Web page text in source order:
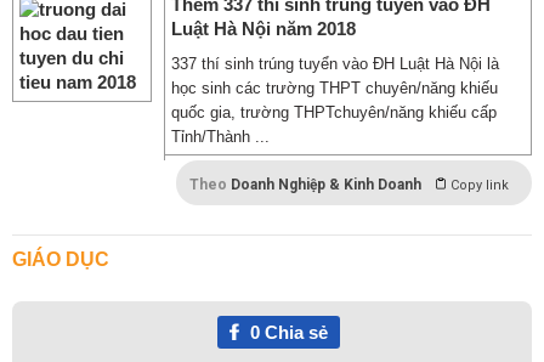
Thêm 337 thí sinh trúng tuyển vào ĐH
Luật Hà Nội năm 2018
337 thí sinh trúng tuyển vào ĐH Luật Hà Nội là
học sinh các trường THPT chuyên/năng khiếu
quốc gia, trường THPTchuyên/năng khiếu cấp
Tỉnh/Thành ...
Theo Doanh Nghiệp & Kinh Doanh Copy link
GIÁO DỤC
0Chia sẻ